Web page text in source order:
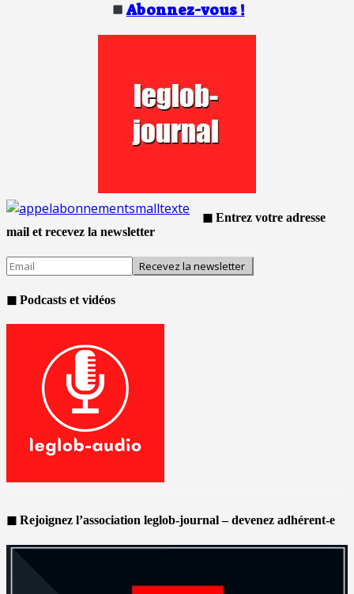
Abonnez-vous !
◼ Entrez votre adresse
mail et recevez la newsletter
◼ Podcasts et vidéos
◼ Rejoignez l’association leglob-journal – devenez adhérent-e